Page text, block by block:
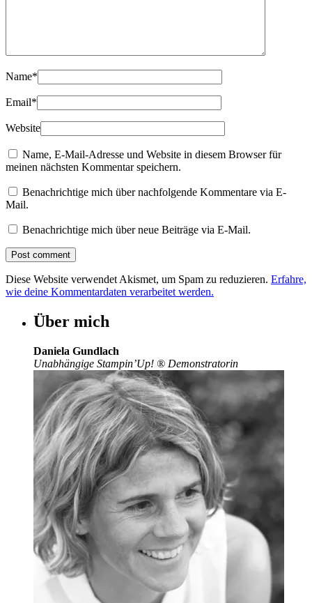
Name*
Email*
Website
Name, E-Mail-Adresse und Website in diesem Browser für
meinen nächsten Kommentar speichern.
Benachrichtige mich über nachfolgende Kommentare via E-
Mail.
Benachrichtige mich über neue Beiträge via E-Mail.
Diese Website verwendet Akismet, um Spam zu reduzieren. Erfahre,
wie deine Kommentardaten verarbeitet werden.
Über mich
Daniela Gundlach
Unabhängige Stampin’Up! ® Demonstratorin